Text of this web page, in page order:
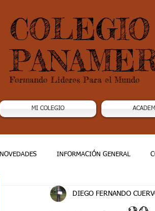
COLEGIO
Formando Lideres Para el Mundo
MI COLEGIO
NOVEDADES INFORMACIÓN GENERAL
Grado 2 Grado 3
DIEGO FERNANDO